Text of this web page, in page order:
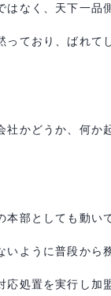
なく、天下一品
ており、ばれて
かどうか、何か
部としても動い
ように普段から
処置を実行し加